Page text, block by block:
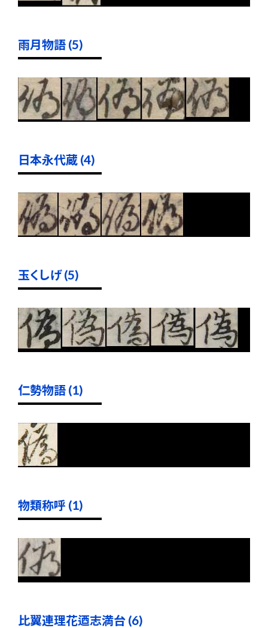
雨月物語 (5)
日本永代蔵 (4)
玉くしげ (5)
仁勢物語 (1)
物類称呼 (1)
比翼連理花迺志満台 (6)